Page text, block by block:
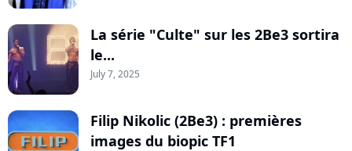
La série "Culte" sur les 2Be3 sortira
le...
July 7, 2025
Filip Nikolic (2Be3) : premières
images du biopic TF1